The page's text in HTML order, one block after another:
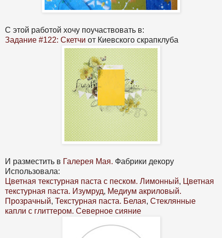
С этой работой хочу поучаствовать в:
Задание #122: Скетчи от Киевского скрапклуба
И разместить в Галерея Мая. Фабрики декору
Использовала:
Цветная текстурная паста с песком. Лимонный, Цветная
текстурная паста. Изумруд, Медиум акриловый.
Прозрачный, Текстурная паста. Белая, Стеклянные
капли с глиттером. Северное сияние